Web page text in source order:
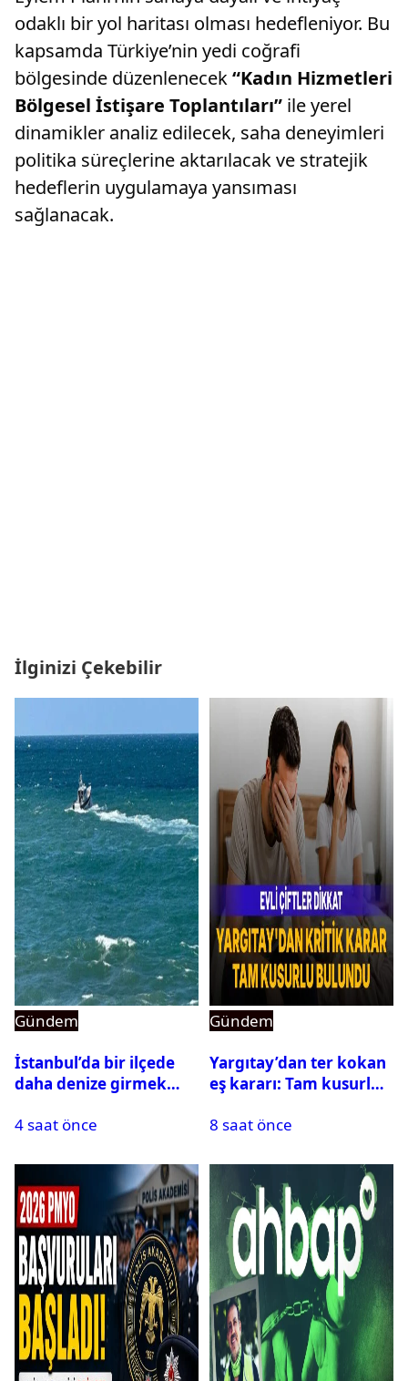
odaklı bir yol haritası olması hedefleniyor. Bu
kapsamda Türkiye’nin yedi coğrafi
bölgesinde düzenlenecek“Kadın Hizmetleri
Bölgesel İstişare Toplantıları” ile yerel
dinamikler analiz edilecek, saha deneyimleri
politika süreçlerine aktarılacak ve stratejik
hedeflerin uygulamaya yansıması
sağlanacak.
İlginizi Çekebilir
Gündem
İstanbul’da bir ilçede
daha denize girmek
4 saat önce
Gündem
Yargıtay’dan ter kokan
eş kararı: Tam kusurlu
8 saat önce